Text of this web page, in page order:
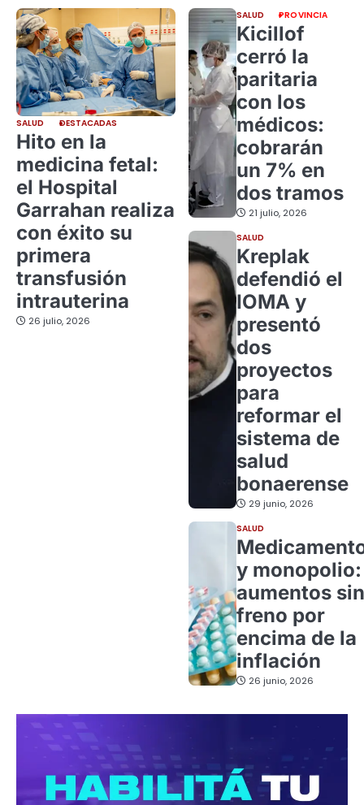
SALUD DESTACADAS
Hito en la
medicina fetal:
el Hospital
Garrahan realiza
con éxito su
primera
transfusión
intrauterina
26 julio, 2026
SALUD PROVINCIA
Kicillof
cerró la
paritaria
con los
médicos:
cobrarán
un 7% en
dos tramos
21 julio, 2026
SALUD
Kreplak
defendió el
IOMA y
presentó
dos
proyectos
para
reformar el
sistema de
salud
bonaerense
29 junio, 2026
SALUD
y monopolio:
aumentos sin
freno por
encima de la
inflación
26 junio, 2026